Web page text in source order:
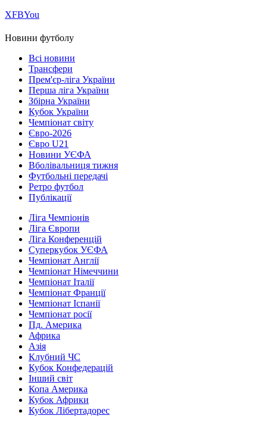
ХFBYou
Новини футболу
Всі новини
Трансфери
Прем'єр-ліга України
Перша ліга України
Збірна України
Кубок України
Чемпіонат світу
Євро-2026
Євро U21
Новини УЄФА
Вболівальниця тижня
Футбольні передачі
Ретро футбол
Публікації
Ліга Чемпіонів
Ліга Європи
Ліга Конференцій
Суперкубок УЄФА
Чемпіонат Англії
Чемпіонат Німеччини
Чемпіонат Італії
Чемпіонат Франції
Чемпіонат Іспанії
Чемпіонат росії
Пд. Америка
Африка
Азія
Клубний ЧС
Кубок Конфедерацій
Інший світ
Копа Америка
Кубок Африки
Кубок Лібертадорес